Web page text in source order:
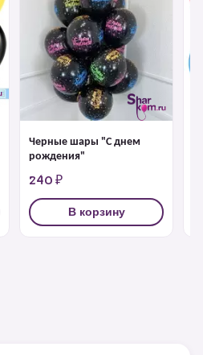
Черные шары "С днем
рождения"
240 ₽
В корзину